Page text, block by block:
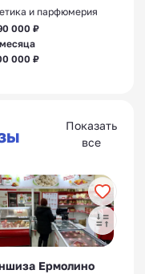
и парфюмерия
000 ₽
000 ₽
Показать
все
Ермолино